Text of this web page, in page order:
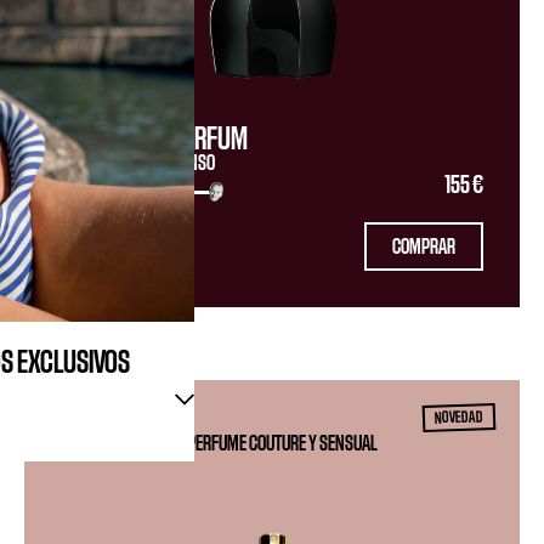
EXCLUSIVOS
LA BELLE LE PARFUM
EAU DE PARFUM INTENSO
155 €
INTENSIDAD
100 ml COMPRAR
NOVEDAD
UN PERFUME COUTURE Y SENSUAL